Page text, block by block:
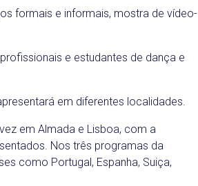
formais e informais, mostra de vídeo-
e estudantes de dança e
em diferentes localidades.
em Almada e Lisboa, com a
Nos três programas da
como Portugal, Espanha, Suiça,